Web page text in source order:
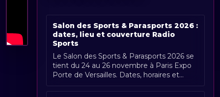
Salon des Sports & Parasports 2026 :
dates, lieu et couverture Radio
Sports
Le Salon des Sports & Parasports 2026 se
tient du 24 au 26 novembre à Paris Expo
Porte de Versailles. Dates, horaires et
couverture Radio Sports.